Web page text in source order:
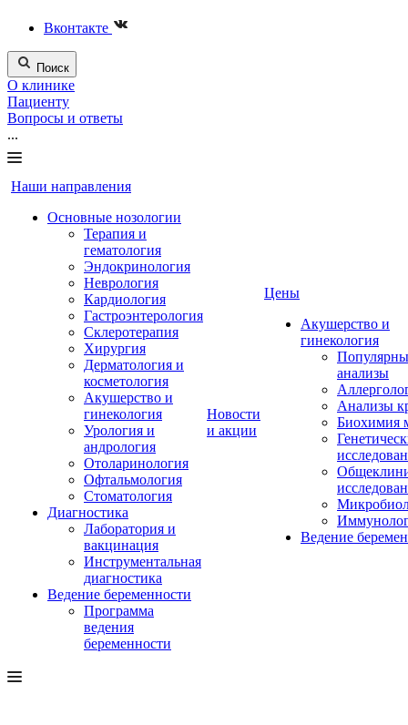
Вконтакте
Поиск
О клинике
Пациенту
Вопросы и ответы
...
Наши направления
Основные нозологии
Терапия и
гематология
Эндокринология
Неврология
Кардиология
Гастроэнтерология
Склеротерапия
Хирургия
Дерматология и
косметология
Акушерство и
гинекология
Урология и
андрология
Отоларинология
Офтальмология
Стоматология
Диагностика
Лаборатория и
вакцинация
Инструментальная
диагностика
Ведение беременности
Программа
ведения
беременности
Новости
и акции
Цены
Акушерство и
гинекология
анализы
Анализы
Биохимия
Ведение